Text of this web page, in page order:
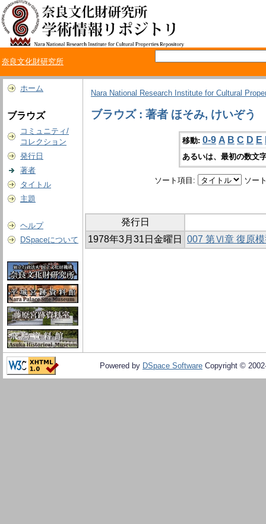
奈良文化財研究所
ホーム
ブラウズ
コミュニティ/
コレクション
発行日
著者
タイトル
主題
ヘルプ
DSpaceについて
Nara National Research Institute for Cultural
ブラウズ : 著者 ほそみ, けいぞう
移動: 0-9 A B C D E
あるいは、最初の数文
ソート項目: ソー
発行日
1978年3月31日金曜日
007 第Ⅵ章 復原
Powered by DSpace Software Copyright ©